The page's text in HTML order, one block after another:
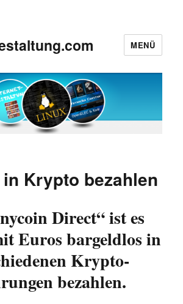
MENÜ
Krypto bezahlen
Direct“ ist es
Euros bargeldlos in
Krypto-
bezahlen.